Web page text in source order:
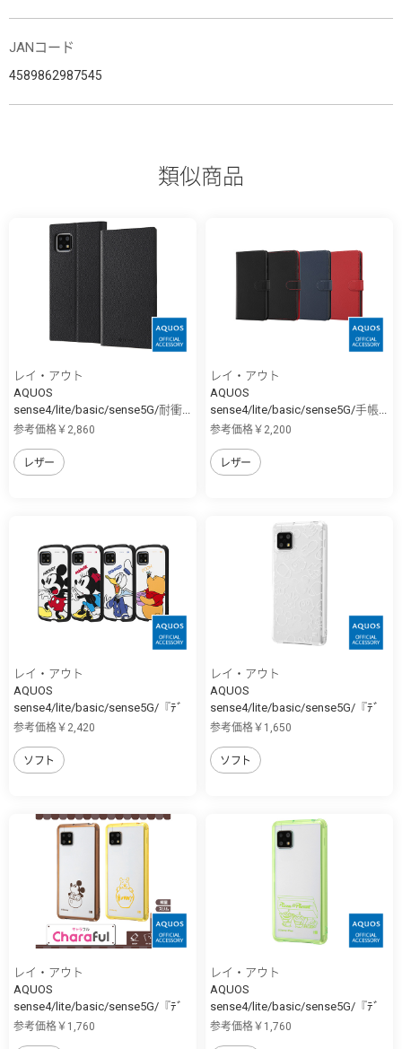
JANコード
4589862987545
類似商品
レイ・アウト
AQUOS
sense4/lite/basic/sense5G/耐衝...
参考価格￥2,860
レザー
レイ・アウト
AQUOS
sense4/lite/basic/sense5G/手帳...
参考価格￥2,200
レザー
レイ・アウト
AQUOS
sense4/lite/basic/sense5G/『ﾃﾞ
ｨ...
参考価格￥2,420
ソフト
レイ・アウト
AQUOS
sense4/lite/basic/sense5G/『ﾃﾞ
ｨ...
参考価格￥1,650
ソフト
レイ・アウト
AQUOS
sense4/lite/basic/sense5G/『ﾃﾞ
ｨ...
参考価格￥1,760
レイ・アウト
AQUOS
sense4/lite/basic/sense5G/『ﾃﾞ
ｨ...
参考価格￥1,760